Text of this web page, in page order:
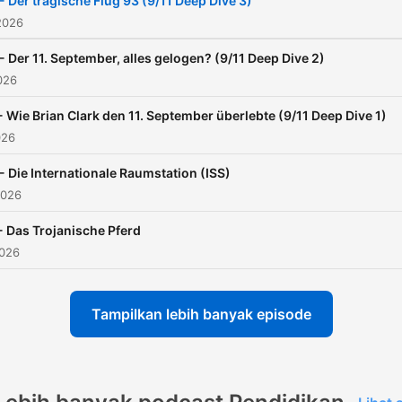
⠀ "Wissen mit Johnny" ist
Team Johnny.
Der 11. September, alles gelogen? (9/11 Deep Dive 2)
Wie Brian Clark den 11. September überlebte (9/11 Deep Dive 1)
Die Internationale Raumstation (ISS)
Das Trojanische Pferd
Tampilkan lebih banyak episode